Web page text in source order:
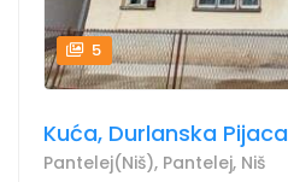
5
Kuća, Durlanska Pijaca
Pantelej(Niš), Pantelej, Niš